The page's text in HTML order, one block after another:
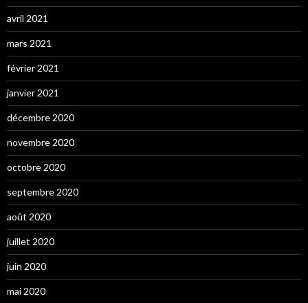
avril 2021
mars 2021
février 2021
janvier 2021
décembre 2020
novembre 2020
octobre 2020
septembre 2020
août 2020
juillet 2020
juin 2020
mai 2020